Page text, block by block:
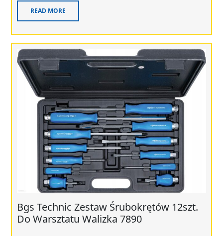
READ MORE
Bgs Technic Zestaw Śrubokrętów 12szt.
Do Warsztatu Walizka 7890